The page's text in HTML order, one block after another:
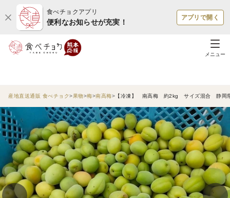
食べチョクアプリ
便利なお知らせが充実！
アプリで開く
メニュー
産地直送通販 食べチョク 果物 梅 南高梅 【冷凍】 南高梅 約2kg サイズ混合 静岡